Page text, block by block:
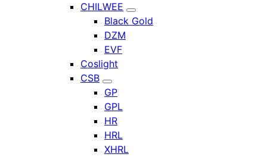
CHILWEE
Black Gold
DZM
EVF
Coslight
CSB
GP
GPL
HR
HRL
XHRL